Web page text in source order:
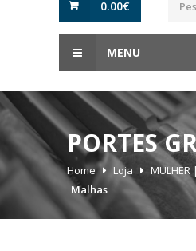
0.00€
MENU
PORTES
Home Loja
MULHER
Malhas